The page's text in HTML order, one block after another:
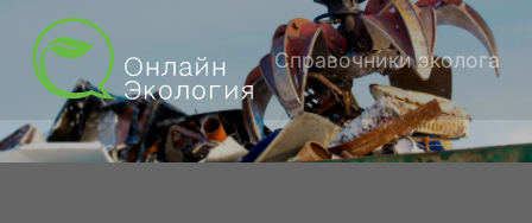
Справочники эколога